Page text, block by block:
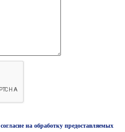
согласие на обработку предоставляемых